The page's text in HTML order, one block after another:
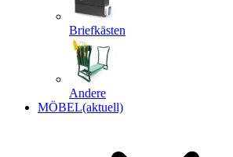
Briefkästen
Andere
MÖBEL(aktuell)